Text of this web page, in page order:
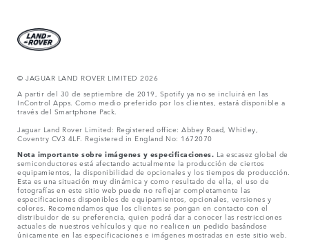
© JAGUAR LAND ROVER LIMITED 2026
A partir del 30 de septiembre de 2019, Spotify ya no se incluirá en las
InControl Apps. Como medio preferido por los clientes, estará disponible a
través del Smartphone Pack.
Jaguar Land Rover Limited: Registered office: Abbey Road, Whitley,
Coventry CV3 4LF. Registered in England No: 1672070
Nota importante sobre imágenes y especificaciones. La escasez global de
semiconductores está afectando actualmente la producción de ciertos
equipamientos, la disponibilidad de opcionales y los tiempos de producción.
Esta es una situación muy dinámica y como resultado de ella, el uso de
fotografías en este sitio web puede no reflejar completamente las
especificaciones disponibles de equipamientos, opcionales, versiones y
colores. Recomendamos que los clientes se pongan en contacto con el
distribuidor de su preferencia, quien podrá dar a conocer las restricciones
actuales de nuestros vehículos y que no realicen un pedido basándose
únicamente en las especificaciones e imágenes mostradas en este sitio web.